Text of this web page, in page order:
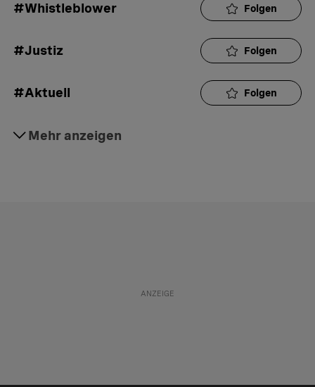
#Whistleblower Folgen
#Justiz Folgen
#Aktuell Folgen
Mehr anzeigen
#Gesellschaft